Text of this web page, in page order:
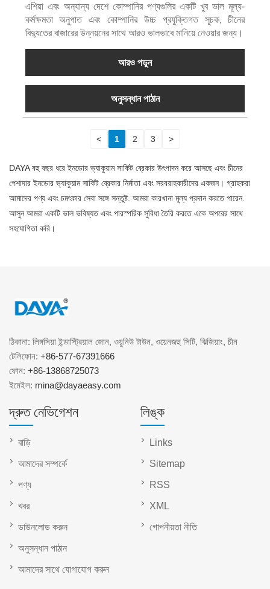
এশিয়া এবং অন্যান্য দেশে কোম্পানির পণ্যগুলির একটি খুব ভাল মূল্য-
কর্মক্ষমতা অনুপাত এবং কোম্পানির উচ্চ প্রযুক্তিগত সূচক, চীনের
বিদ্যুতের বাজারের উন্নয়নের সাথে আরও ভালভাবে মানিয়ে নেওয়ার জন্য।
আরও পড়ুন
অনুসন্ধান পাঠান
< 1 2 3 >
DAYA বহু বছর ধরে ইনডোর ভ্যাকুয়াম সার্কিট ব্রেকার উৎপাদন করে আসছে এবং চীনের
পেশাদার ইনডোর ভ্যাকুয়াম সার্কিট ব্রেকার নির্মাতা এবং সরবরাহকারীদের একজন। গ্রাহকরা
আমাদের পণ্য এবং চমৎকার সেবা সঙ্গে সন্তুষ্ট. আমরা কারখানা মূল্য প্রদান করতে পারেন.
আসুন আমরা একটি ভাল ভবিষ্যত এবং পারস্পরিক সুবিধা তৈরি করতে একে অপরের সাথে
সহযোগিতা করি।
ঠিকানা: লিঙ্গসিয়া ইন্ডাস্ট্রিয়াল জোন, ওয়ুনিউ টাউন, ওয়েনজহু সিটি, ঝিজিয়াং, চীন
টেলিফোন: +86-577-67391666
ফোন: +86-13868725073
ইমেইল: mina@dayaeasy.com
দ্রুত নেভিগেশন
বাড়ি
আমাদের সম্পর্কে
পণ্য
খবর
ডাউনলোড করুন
অনুসন্ধান পাঠান
আমাদের সাথে যোগাযোগ করুন
লিঙ্ক
Links
Sitemap
RSS
XML
গোপনীয়তা নীতি